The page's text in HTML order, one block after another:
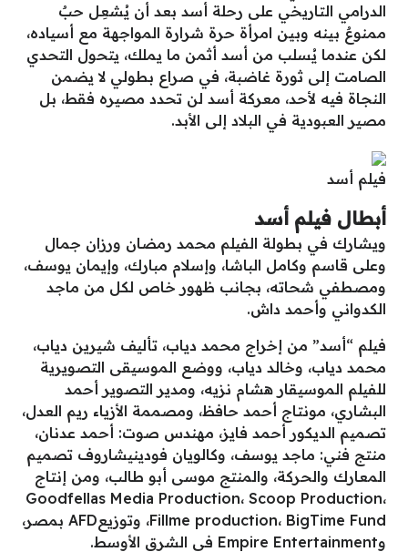
الدرامي التاريخي على رحلة أسد بعد أن يُشعِل حبٌ
ممنوعٌ بينه وبين امرأة حرة شرارة المواجهة مع أسياده،
لكن عندما يُسلب من أسد أثمن ما يملك، يتحول التحدي
الصامت إلى ثورة غاضبة، في صراع بطولي لا يضمن
النجاة فيه لأحد، معركة أسد لن تحدد مصيره فقط، بل
مصير العبودية في البلاد إلى الأبد.
فيلم أسد
أبطال فيلم أسد
ويشارك في بطولة الفيلم محمد رمضان ورزان جمال
وعلى قاسم وكامل الباشا، وإسلام مبارك، وإيمان يوسف،
ومصطفي شحاته، بجانب ظهور خاص لكل من ماجد
الكدواني وأحمد داش.
فيلم “أسد” من إخراج محمد دياب، تأليف شيرين دياب،
محمد دياب، وخالد دياب، ووضع الموسيقى التصويرية
للفيلم الموسيقار هشام نزيه، ومدير التصوير أحمد
البشاري، مونتاج أحمد حافظ، ومصممة الأزياء ريم العدل،
تصميم الديكور أحمد فايز، مهندس صوت: أحمد عدنان،
منتج فني: ماجد يوسف، وكالويان فودينيشاروف تصميم
المعارك والحركة، والمنتج موسى أبو طالب، ومن إنتاج
Goodfellas Media Production، Scoop Production،
Fillme production، BigTime Fund، وتوزيعAFD بمصر،
وEmpire Entertainment في الشرق الأوسط.